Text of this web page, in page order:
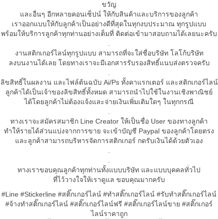
ขวัญ
และอื่นๆ อีกหลายคอนเซ็ปน์ ให้กับสินค้าและบริการของลูกค้า
เราออกแบบให้กับลูกค้าเป็นอย่างดีที่สุดในทุกงบประมาณ ทุกรูปแบบ
พร้อมให้บริการลูกค้าทุกท่านอย่างเต็มที่ ติดต่อเข้ามาสอบถามได้เลยนะครับ
งานสติกเกอร์ไลน์ทุกรูปแบบ สามารถที่จะใส่ชื่อบริษัท โลโก้บริษัท
ลงบนงานได้เลย โดยทางเราจะมีเอกสารรับรองสิทธิ์แนบส่งตรวจครับ
ลิขสิทธิ์ในผลงาน และไฟล์ต้นฉบับ Ai/Ps ทั้งคาแรกเตอร์ และสติกเกอร์ไลน์
ลูกค้าได้เป็นเจ้าของลิขสิทธิ์ทั้งหมด สามารถนำไปใช้ในงานเชิงพาณิชย์
ได้โดยลูกค้าไม่ต้องแจ้งและจ่ายเงินเพิ่มเติมใดๆ ในทุกกรณี
ทางเราจะสมัครสมาชิก Line Creator ให้เป็นชื่อ User ของทางลูกค้า
ทำให้รายได้ส่วนแบ่งจากการขาย จะเข้าบัญชี Paypal ของลูกค้าโดยตรง
และลูกค้าสามารถบริหารจัดการสติกเกอร์ กดรับเงินได้ด้วยตัวเอง
ทางเราขอบคุณลูกค้าทุกท่านทั้งแบบบริษัท และแบบบุคคลทั่วไป
ที่ไว้วางใจให้เราดูแล ขอบคุณมากครับ
#Line #Stickerline #สติ๊กเกอร์ไลน์ #ทำสติ๊กเกอร์ไลน์ #รับทำสติ๊กเกอร์ไลน์
#จ้างทำสติ๊กเกอร์ไลน์ #สติ๊กเกอร์ไลน์ฟรี #สติ๊กเกอร์ไลน์ขาย #สติ๊กเกอร์
ไลน์ราคาถูก